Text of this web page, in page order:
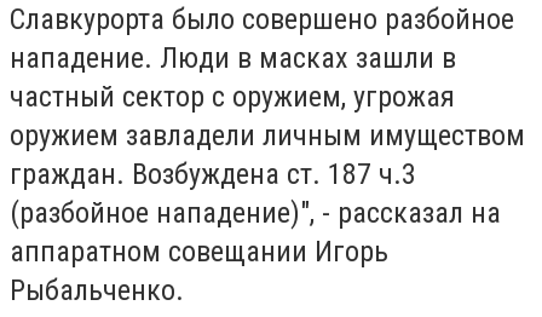
Славкурорта было совершено разбойное
нападение. Люди в масках зашли в
частный сектор с оружием, угрожая
оружием завладели личным имуществом
граждан. Возбуждена ст. 187 ч.3
(разбойное нападение)", - рассказал на
аппаратном совещании Игорь
Рыбальченко.